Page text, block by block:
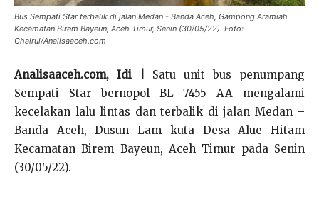
Bus Sempati Star terbalik di jalan Medan - Banda Aceh, Gampong Aramiah
Kecamatan Birem Bayeun, Aceh Timur, Senin (30/05/22). Foto:
Chairul/Analisaaceh.com
Analisaaceh.com, Idi |
Satu unit bus penumpang
Sempati Star bernopol BL 7455 AA mengalami
kecelakan lalu lintas dan terbalik di jalan Medan –
Banda Aceh, Dusun Lam kuta Desa Alue Hitam
Kecamatan Birem Bayeun, Aceh Timur pada Senin
(30/05/22).